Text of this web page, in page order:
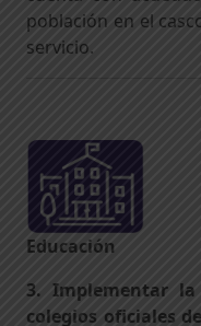
población en el
servicio.
Educación
3. Implementar
colegios oficiales